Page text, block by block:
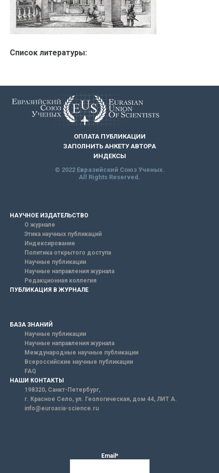
Список литературы:
ОПЛАТА ПУБЛИКАЦИИ
ЗАПОЛНИТЬ АНКЕТУ АВТОРА
ИНДЕКСЫ
© 2022 Евразийский Союз Ученых.
All Rights Reserved.
НАУЧНОЕ ИЗДАТЕЛЬСТВО
О журнале
Этика научных публикаций
Индексирование
Политика открытого доступа
Научные публикации
Научные направления журнала
Редакционная коллегия
ПУБЛИКАЦИЯ В ЖУРНАЛЕ
БАЗА ЗНАНИЙ
Научные публикации
Научные направления журнала
Международные научные публикации
Всероссийские научные публикации
FAQ
НАШИ КОНТАКТЫ
198320, Санкт-Петербург,
г. Красное Село, ул. Геологическая, дом 44, ЛИТ А.
info@euroasia-science.ru
Email*